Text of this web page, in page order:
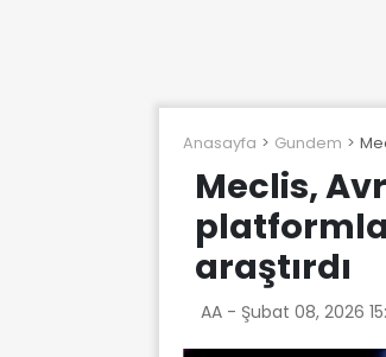
Anasayfa Gundem
Meclis,
araştırdı
AA - Şubat 08, 2026